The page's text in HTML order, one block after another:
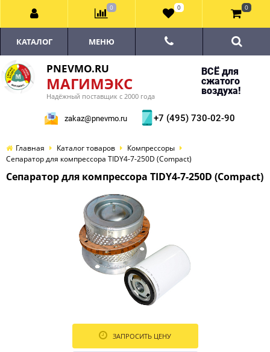
PNEVMO.RU
МАГИМЭКС
Надёжный поставщик с 2000 года
ВСЁ для
сжатого
воздуха!
zakaz@pnevmo.ru +7 (495) 730-02-90
КАТАЛОГ МЕНЮ
Главная Каталог товаров
Компрессоры
Сепаратор для компрессора TIDY4-7-250D (Compact)
Сепаратор для компрессора TIDY4-7-250D (Compact)
ЗАПРОСИТЬ ЦЕНУ
0 0 0